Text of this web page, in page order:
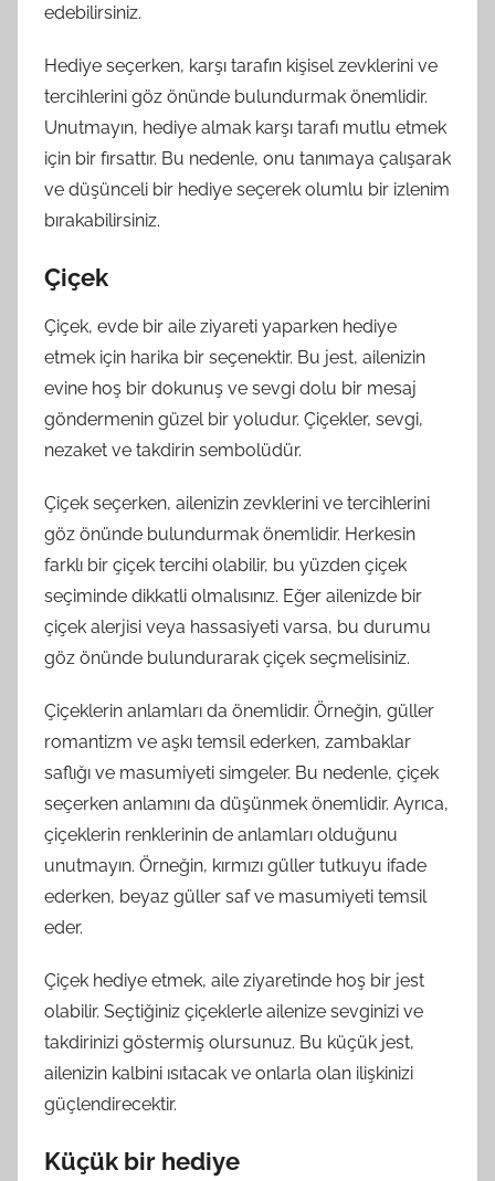
edebilirsiniz.
Hediye seçerken, karşı tarafın kişisel zevklerini ve
tercihlerini göz önünde bulundurmak önemlidir.
Unutmayın, hediye almak karşı tarafı mutlu etmek
için bir fırsattır. Bu nedenle, onu tanımaya çalışarak
ve düşünceli bir hediye seçerek olumlu bir izlenim
bırakabilirsiniz.
Çiçek
Çiçek, evde bir aile ziyareti yaparken hediye
etmek için harika bir seçenektir. Bu jest, ailenizin
evine hoş bir dokunuş ve sevgi dolu bir mesaj
göndermenin güzel bir yoludur. Çiçekler, sevgi,
nezaket ve takdirin sembolüdür.
Çiçek seçerken, ailenizin zevklerini ve tercihlerini
göz önünde bulundurmak önemlidir. Herkesin
farklı bir çiçek tercihi olabilir, bu yüzden çiçek
seçiminde dikkatli olmalısınız. Eğer ailenizde bir
çiçek alerjisi veya hassasiyeti varsa, bu durumu
göz önünde bulundurarak çiçek seçmelisiniz.
Çiçeklerin anlamları da önemlidir. Örneğin, güller
romantizm ve aşkı temsil ederken, zambaklar
saflığı ve masumiyeti simgeler. Bu nedenle, çiçek
seçerken anlamını da düşünmek önemlidir. Ayrıca,
çiçeklerin renklerinin de anlamları olduğunu
unutmayın. Örneğin, kırmızı güller tutkuyu ifade
ederken, beyaz güller saf ve masumiyeti temsil
eder.
Çiçek hediye etmek, aile ziyaretinde hoş bir jest
olabilir. Seçtiğiniz çiçeklerle ailenize sevginizi ve
takdirinizi göstermiş olursunuz. Bu küçük jest,
ailenizin kalbini ısıtacak ve onlarla olan ilişkinizi
güçlendirecektir.
Küçük bir hediye